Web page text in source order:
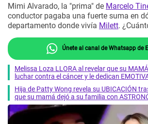
Mimi Alvarado, la "prima" de Marcelo
conductor pagaba una fuerte suma en
departamento donde vivía Milett.
Únete al canal de Whatsapp de
Melissa Loza LLORA al revelar que su
luchar contra el cáncer y le dedican
Hija de Patty Wong revela su UBICACIÓN
que su mamá dejó a su familia con